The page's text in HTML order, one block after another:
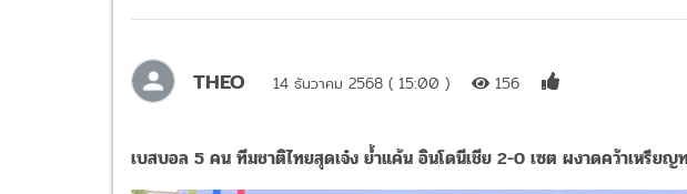
THEO 14 ธันวาคม 2568 ( 15:00 ) 156
เบสบอล 5 คน ทีมชาติไทยสุดเจ๋ง ย้ำแค้น อินโดนีเชีย 2-0 เซต ผงาดคว้าเหรียญ